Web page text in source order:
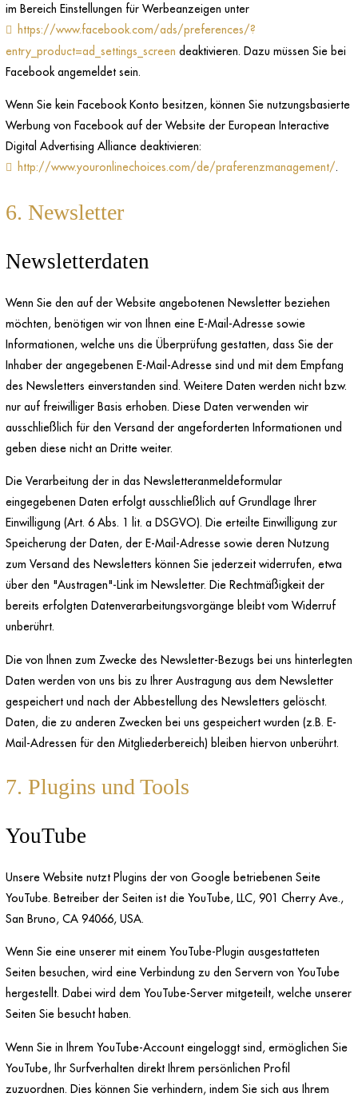
im Bereich Einstellungen für Werbeanzeigen unter
https://www.facebook.com/ads/preferences/?
entry_product=ad_settings_screen deaktivieren. Dazu müssen Sie bei
Facebook angemeldet sein.
Wenn Sie kein Facebook Konto besitzen, können Sie nutzungsbasierte
Werbung von Facebook auf der Website der European Interactive
Digital Advertising Alliance deaktivieren:
http://www.youronlinechoices.com/de/praferenzmanagement/.
6. Newsletter
Newsletterdaten
Wenn Sie den auf der Website angebotenen Newsletter beziehen
möchten, benötigen wir von Ihnen eine E-Mail-Adresse sowie
Informationen, welche uns die Überprüfung gestatten, dass Sie der
Inhaber der angegebenen E-Mail-Adresse sind und mit dem Empfang
des Newsletters einverstanden sind. Weitere Daten werden nicht bzw.
nur auf freiwilliger Basis erhoben. Diese Daten verwenden wir
ausschließlich für den Versand der angeforderten Informationen und
geben diese nicht an Dritte weiter.
Die Verarbeitung der in das Newsletteranmeldeformular
eingegebenen Daten erfolgt ausschließlich auf Grundlage Ihrer
Einwilligung (Art. 6 Abs. 1 lit. a DSGVO). Die erteilte Einwilligung zur
Speicherung der Daten, der E-Mail-Adresse sowie deren Nutzung
zum Versand des Newsletters können Sie jederzeit widerrufen, etwa
über den "Austragen"-Link im Newsletter. Die Rechtmäßigkeit der
bereits erfolgten Datenverarbeitungsvorgänge bleibt vom Widerruf
unberührt.
Die von Ihnen zum Zwecke des Newsletter-Bezugs bei uns hinterlegten
Daten werden von uns bis zu Ihrer Austragung aus dem Newsletter
gespeichert und nach der Abbestellung des Newsletters gelöscht.
Daten, die zu anderen Zwecken bei uns gespeichert wurden (z.B. E-
Mail-Adressen für den Mitgliederbereich) bleiben hiervon unberührt.
7. Plugins und Tools
YouTube
Unsere Website nutzt Plugins der von Google betriebenen Seite
YouTube. Betreiber der Seiten ist die YouTube, LLC, 901 Cherry Ave.,
San Bruno, CA 94066, USA.
Wenn Sie eine unserer mit einem YouTube-Plugin ausgestatteten
Seiten besuchen, wird eine Verbindung zu den Servern von YouTube
hergestellt. Dabei wird dem YouTube-Server mitgeteilt, welche unserer
Seiten Sie besucht haben.
Wenn Sie in Ihrem YouTube-Account eingeloggt sind, ermöglichen Sie
YouTube, Ihr Surfverhalten direkt Ihrem persönlichen Profil
zuzuordnen. Dies können Sie verhindern, indem Sie sich aus Ihrem